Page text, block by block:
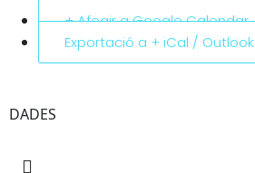
+ Afegir a Google Calendar
Exportació a + iCal / Outlook
DADES